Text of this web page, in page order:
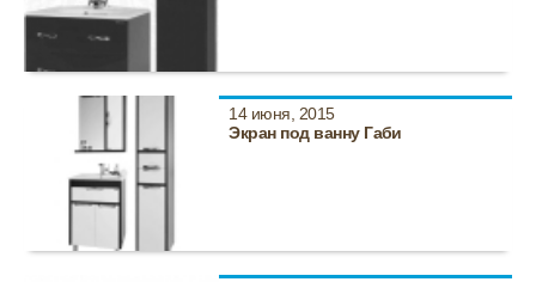
14 июня, 2015
Экран под ванну Габи